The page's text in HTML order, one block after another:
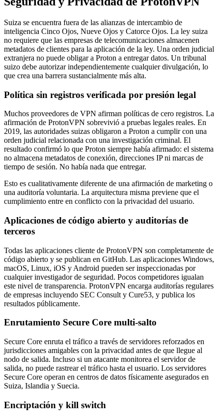
Suiza se encuentra fuera de las alianzas de intercambio de
inteligencia Cinco Ojos, Nueve Ojos y Catorce Ojos. La ley suiza
no requiere que las empresas de telecomunicaciones almacenen
metadatos de clientes para la aplicación de la ley. Una orden judicial
extranjera no puede obligar a Proton a entregar datos. Un tribunal
suizo debe autorizar independientemente cualquier divulgación, lo
que crea una barrera sustancialmente más alta.
Política sin registros verificada por presión legal
Muchos proveedores de VPN afirman políticas de cero registros. La
afirmación de ProtonVPN sobrevivió a pruebas legales reales. En
2019, las autoridades suizas obligaron a Proton a cumplir con una
orden judicial relacionada con una investigación criminal. El
resultado confirmó lo que Proton siempre había afirmado: el sistema
no almacena metadatos de conexión, direcciones IP ni marcas de
tiempo de sesión. No había nada que entregar.
Esto es cualitativamente diferente de una afirmación de marketing o
una auditoría voluntaria. La arquitectura misma previene que el
cumplimiento entre en conflicto con la privacidad del usuario.
Aplicaciones de código abierto y auditorías de
terceros
Todas las aplicaciones cliente de ProtonVPN son completamente de
código abierto y se publican en GitHub. Las aplicaciones Windows,
macOS, Linux, iOS y Android pueden ser inspeccionadas por
cualquier investigador de seguridad. Pocos competidores igualan
este nivel de transparencia. ProtonVPN encarga auditorías regulares
de empresas incluyendo SEC Consult y Cure53, y publica los
resultados públicamente.
Enrutamiento Secure Core multi-salto
Secure Core enruta el tráfico a través de servidores reforzados en
jurisdicciones amigables con la privacidad antes de que llegue al
nodo de salida. Incluso si un atacante monitorea el servidor de
salida, no puede rastrear el tráfico hasta el usuario. Los servidores
Secure Core operan en centros de datos físicamente asegurados en
Suiza, Islandia y Suecia.
Encriptación y kill switch